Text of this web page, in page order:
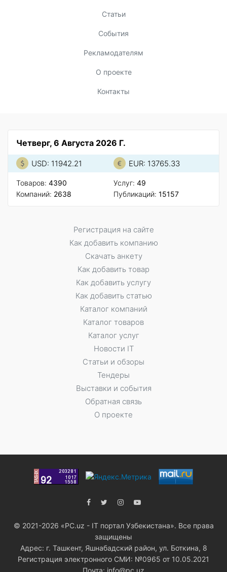
Статьи
События
Рекламодателям
О проекте
Контакты
Четверг, 6 Августа 2026 Г.
USD: 11942.21 EUR: 13765.33
Товаров: 4390
Компаний: 2638
Услуг: 49
Публикаций: 15157
Регистрация на сайте
Как добавить компанию
Скачать анкету
Как добавить товар
Как добавить услугу
Как добавить статью
Каталог компаний
Каталог товаров
Каталог услуг
Новости IT
Статьи и обзоры
Тендеры
Выставки и события
Обратная связь
О проекте
© 2021-2026 «PC.uz - IT портал Узбекистана». Все права
защищены
Адрес: г. Ташкент, Яшнабадский район, ул. Боткина, 8
Регистрация электронного СМИ: №0965 от 10.05.2021